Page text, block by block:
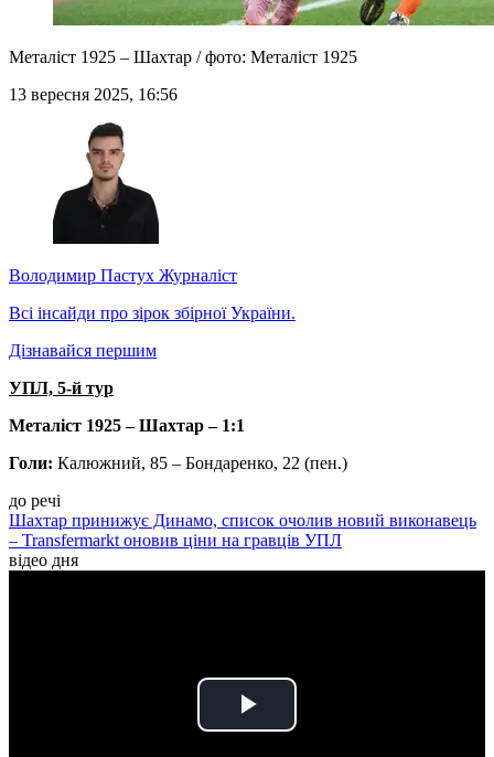
Металіст 1925 – Шахтар / фото: Металіст 1925
13 вересня 2025, 16:56
Володимир Пастух Журналіст
Всі інсайди про зірок збірної України.
Дізнавайся першим
УПЛ, 5-й тур
Металіст 1925 – Шахтар – 1:1
Голи: Калюжний, 85 – Бондаренко, 22 (пен.)
до речі
Шахтар принижує Динамо, список очолив новий виконавець
– Transfermarkt оновив ціни на гравців УПЛ
відео дня
Play